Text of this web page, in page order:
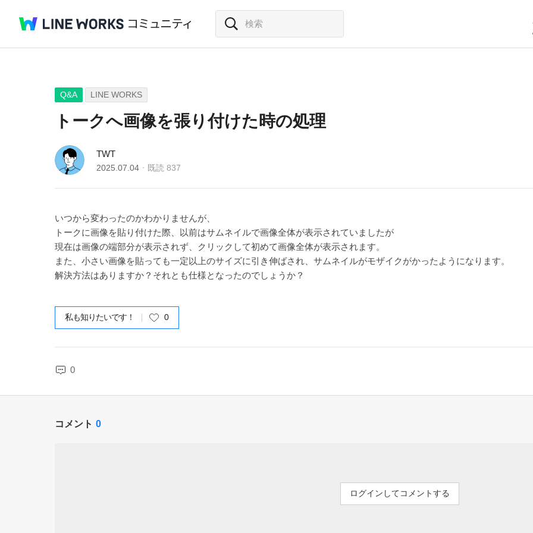
Q&A LINE WORKS
トークへ画像を張り付けた時の処理
TWT
2025.07.04 既読 837
いつから変わったのかわかりませんが、
トークに画像を貼り付けた際、以前はサムネイルで画像全体が表示されていましたが
現在は画像の端部分が表示されず、クリックして初めて画像全体が表示されます。
また、小さい画像を貼っても一定以上のサイズに引き伸ばされ、サムネイルがモザイクがかったようになります。
解決方法はありますか？それとも仕様となったのでしょうか？
私も知りたいです！ 0
0
コメント 0
ログインしてコメントする